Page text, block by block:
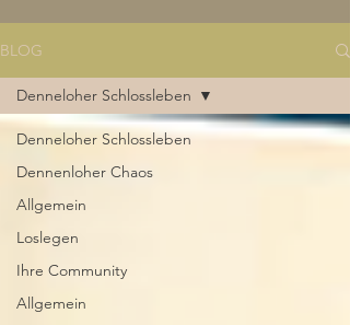
BLOG
Denneloher Schlossleben
Dennenloher Chaos
Allgemein
Loslegen
Ihre Community
Allgemein
Denneloher Schlossleben